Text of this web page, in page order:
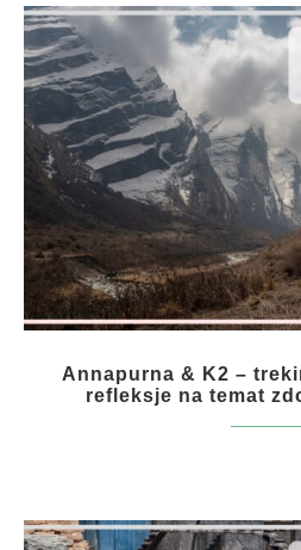
Annapurna & K2 –
refleksje na temat